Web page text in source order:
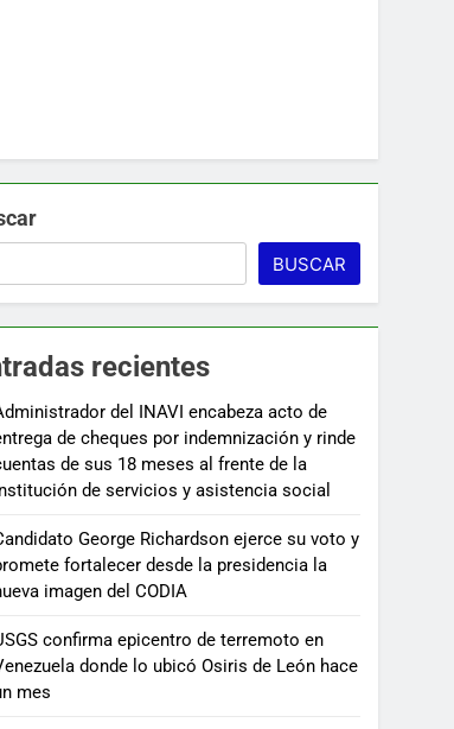
BUSCAR
recientes
del INAVI encabeza acto de
de cheques por indemnización y rinde
de sus 18 meses al frente de la
de servicios y asistencia social
George Richardson ejerce su voto y
fortalecer desde la presidencia la
imagen del CODIA
confirma epicentro de terremoto en
donde lo ubicó Osiris de León hace
mes